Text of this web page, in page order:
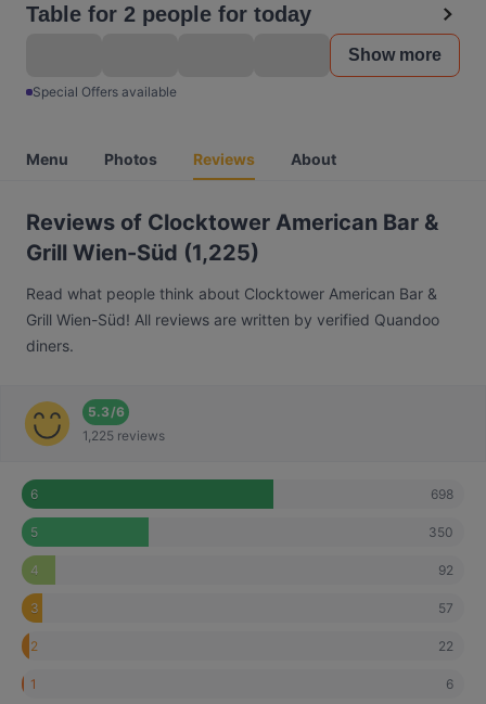
Table for 2 people for today
Show more
Special Offers available
Menu Photos Reviews About
Reviews of Clocktower American Bar &
Grill Wien-Süd (1,225)
Read what people think about Clocktower American Bar &
Grill Wien-Süd! All reviews are written by verified Quandoo
diners.
5.3/6
1,225 reviews
6 698
5 350
4 92
3 57
2 22
1 6